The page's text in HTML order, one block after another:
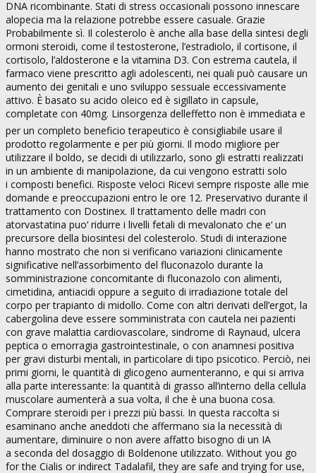
DNA ricombinante. Stati di stress occasionali possono innescare
alopecia ma la relazione potrebbe essere casuale. Grazie
Probabilmente sì. Il colesterolo è anche alla base della sintesi degli
ormoni steroidi, come il testosterone, l’estradiolo, il cortisone, il
cortisolo, l’aldosterone e la vitamina D3. Con estrema cautela, il
farmaco viene prescritto agli adolescenti, nei quali può causare un
aumento dei genitali e uno sviluppo sessuale eccessivamente
attivo. È basato su acido oleico ed è sigillato in capsule,
completate con 40mg. Linsorgenza delleffetto non è immediata e
per un completo beneficio terapeutico è consigliabile usare il
prodotto regolarmente e per più giorni. Il modo migliore per
utilizzare il boldo, se decidi di utilizzarlo, sono gli estratti realizzati
in un ambiente di manipolazione, da cui vengono estratti solo
i composti benefici. Risposte veloci Ricevi sempre risposte alle mie
domande e preoccupazioni entro le ore 12. Preservativo durante il
trattamento con Dostinex. Il trattamento delle madri con
atorvastatina puo‘ ridurre i livelli fetali di mevalonato che e‘ un
precursore della biosintesi del colesterolo. Studi di interazione
hanno mostrato che non si verificano variazioni clinicamente
significative nell’assorbimento del fluconazolo durante la
somministrazione concomitante di fluconazolo con alimenti,
cimetidina, antiacidi oppure a seguito di irradiazione totale del
corpo per trapianto di midollo. Come con altri derivati dell’ergot, la
cabergolina deve essere somministrata con cautela nei pazienti
con grave malattia cardiovascolare, sindrome di Raynaud, ulcera
peptica o emorragia gastrointestinale, o con anamnesi positiva
per gravi disturbi mentali, in particolare di tipo psicotico. Perciò, nei
primi giorni, le quantità di glicogeno aumenteranno, e qui si arriva
alla parte interessante: la quantità di grasso all’interno della cellula
muscolare aumenterà a sua volta, il che è una buona cosa.
Comprare steroidi per i prezzi più bassi. In questa raccolta si
esaminano anche aneddoti che affermano sia la necessità di
aumentare, diminuire o non avere affatto bisogno di un IA
a seconda del dosaggio di Boldenone utilizzato. Without you go
for the Cialis or indirect Tadalafil, they are safe and trying for use,